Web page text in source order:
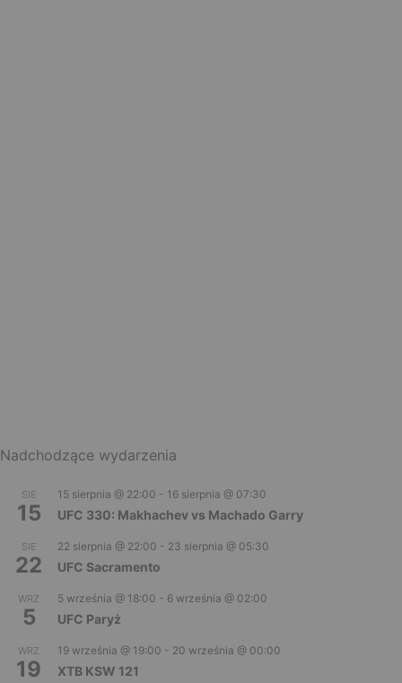
Nadchodzące wydarzenia
SIE
15
15 sierpnia @ 22:00 - 16 sierpnia @ 07:30
UFC 330: Makhachev vs Machado Garry
SIE
22
22 sierpnia @ 22:00 - 23 sierpnia @ 05:30
UFC Sacramento
WRZ
5
5 września @ 18:00 - 6 września @ 02:00
UFC Paryż
WRZ
19
19 września @ 19:00 - 20 września @ 00:00
XTB KSW 121